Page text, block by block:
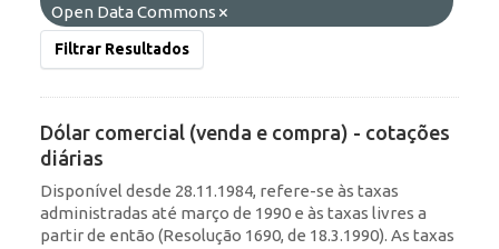
Open Data Commons
Filtrar Resultados
Dólar comercial (venda e compra) - cotações
diárias
Disponível desde 28.11.1984, refere-se às taxas
administradas até março de 1990 e às taxas livres a
partir de então (Resolução 1690, de 18.3.1990). As taxas